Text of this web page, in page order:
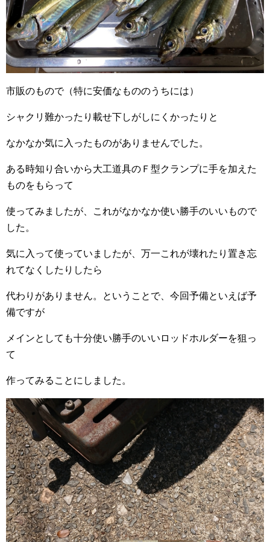
市販のもので（特に安価なもののうちには）
シャクリ難かったり載せ下しがしにくかったりと
なかなか気に入ったものがありませんでした。
ある時知り合いから大工道具のＦ型クランプに手を加えた
ものをもらって
使ってみましたが、これがなかなか使い勝手のいいもので
した。
気に入って使っていましたが、万一これが壊れたり置き忘
れてなくしたりしたら
代わりがありません。ということで、今回予備といえば予
備ですが
メインとしても十分使い勝手のいいロッドホルダーを狙っ
て
作ってみることにしました。